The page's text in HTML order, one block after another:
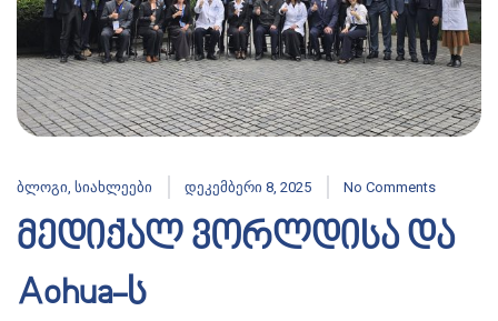
ბლოგი სიახლეები დეკემბერი 8, 2025 No Comments
მედიქალ ვორლდისა და
Aohua-ს